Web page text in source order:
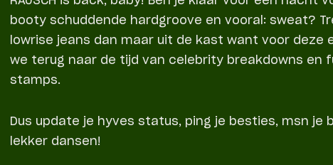
booty schuddende hardgroove en vooral: sweat?
lowrise jeans dan maar uit de kast want voor deze
we terug naar de tijd van celebrity breakdowns en
stamps.
Dus update je hyves status, ping je besties, msn je
lekker dansen!